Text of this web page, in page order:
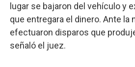
lugar se bajaron del vehículo y
que entregara el dinero. Ante la
efectuaron disparos que
señaló el juez.